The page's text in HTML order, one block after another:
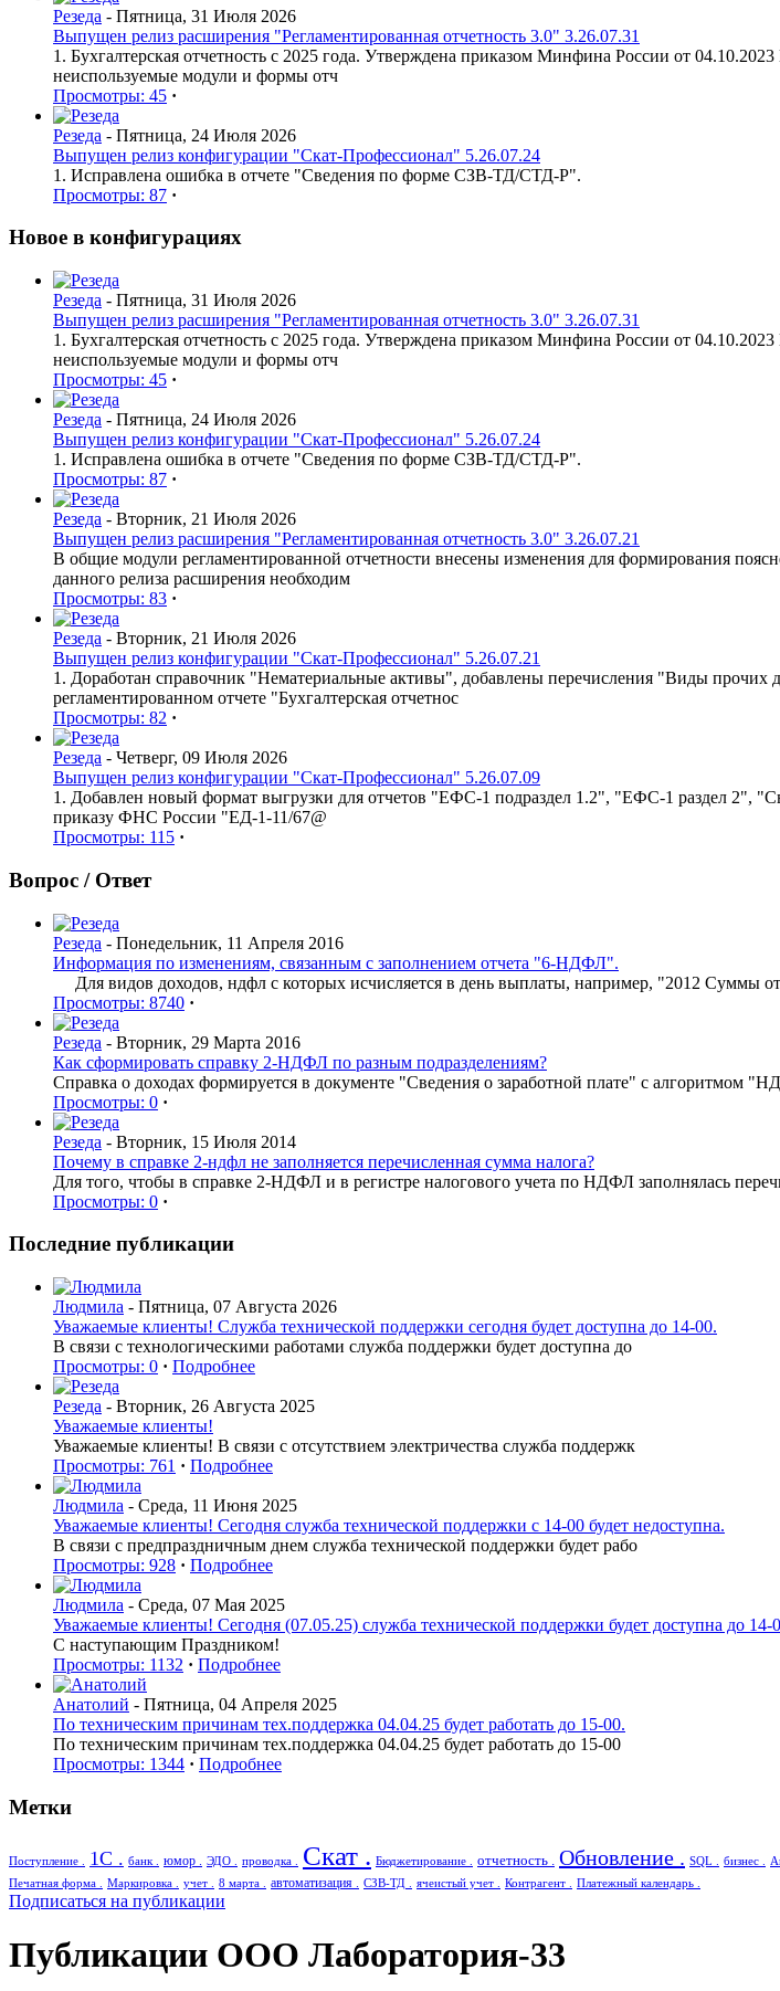
Резеда - Пятница, 31 Июля 2026
Выпущен релиз расширения "Регламентированная отчетность 3.0" 3.26.07.31
1. Бухгалтерская отчетность с 2025 года. Утверждена приказом Минфина России от
неиспользуемые модули и формы отч
Просмотры: 45 ·
Резеда - Пятница, 24 Июля 2026
Выпущен релиз конфигурации "Скат-Профессионал" 5.26.07.24
1. Исправлена ошибка в отчете "Сведения по форме СЗВ-ТД/СТД-Р".
Просмотры: 87 ·
Новое в конфигурациях
Резеда - Пятница, 31 Июля 2026
Выпущен релиз расширения "Регламентированная отчетность 3.0" 3.26.07.31
1. Бухгалтерская отчетность с 2025 года. Утверждена приказом Минфина России от
неиспользуемые модули и формы отч
Просмотры: 45 ·
Резеда - Пятница, 24 Июля 2026
Выпущен релиз конфигурации "Скат-Профессионал" 5.26.07.24
1. Исправлена ошибка в отчете "Сведения по форме СЗВ-ТД/СТД-Р".
Просмотры: 87 ·
Резеда - Вторник, 21 Июля 2026
Выпущен релиз расширения "Регламентированная отчетность 3.0" 3.26.07.21
В общие модули регламентированной отчетности внесены изменения для формирования
данного релиза расширения необходим
Просмотры: 83 ·
Резеда - Вторник, 21 Июля 2026
Выпущен релиз конфигурации "Скат-Профессионал" 5.26.07.21
1. Доработан справочник "Нематериальные активы", добавлены перечисления "Виды прочих
регламентированном отчете "Бухгалтерская отчетнос
Просмотры: 82 ·
Резеда - Четверг, 09 Июля 2026
Выпущен релиз конфигурации "Скат-Профессионал" 5.26.07.09
1. Добавлен новый формат выгрузки для отчетов "ЕФС-1 подраздел 1.2", "ЕФС-1 раздел
приказу ФНС России "ЕД-1-11/67@
Просмотры: 115 ·
Вопрос / Ответ
Резеда - Понедельник, 11 Апреля 2016
Информация по изменениям, связанным с заполнением отчета "6-НДФЛ".
Для видов доходов, ндфл с которых исчисляется в день выплаты, например, "2012 Суммы
Просмотры: 8740 ·
Резеда - Вторник, 29 Марта 2016
Как сформировать справку 2-НДФЛ по разным подразделениям?
Справка о доходах формируется в документе "Сведения о заработной плате" с алгоритмом
Просмотры: 0 ·
Резеда - Вторник, 15 Июля 2014
Почему в справке 2-ндфл не заполняется перечисленная сумма налога?
Для того, чтобы в справке 2-НДФЛ и в регистре налогового учета по НДФЛ заполнялась
Просмотры: 0 ·
Последние публикации
Людмила - Пятница, 07 Августа 2026
Уважаемые клиенты! Служба технической поддержки сегодня будет доступна до 14-00.
В связи с технологическими работами служба поддержки будет доступна до
Просмотры: 0 · Подробнее
Резеда - Вторник, 26 Августа 2025
Уважаемые клиенты!
Уважаемые клиенты! В связи с отсутствием электричества служба поддержк
Просмотры: 761 · Подробнее
Людмила - Среда, 11 Июня 2025
Уважаемые клиенты! Сегодня служба технической поддержки с 14-00 будет недоступна.
В связи с предпраздничным днем служба технической поддержки будет рабо
Просмотры: 928 · Подробнее
Людмила - Среда, 07 Мая 2025
Уважаемые клиенты! Сегодня (07.05.25) служба технической поддержки будет доступна до 14-
С наступающим Праздником!
Просмотры: 1132 · Подробнее
Анатолий - Пятница, 04 Апреля 2025
По техническим причинам тех.поддержка 04.04.25 будет работать до 15-00.
По техническим причинам тех.поддержка 04.04.25 будет работать до 15-00
Просмотры: 1344 · Подробнее
Метки
Поступление . 1С . банк . юмор . ЭДО . проводка . Скат . Бюджетирование . отчетность . Обновление . SQL . бизнес .
Печатная форма .
Маркировка . учет . 8 марта . автоматизация . СЗВ-ТД . ячеистый учет . Контрагент . Платежный календарь .
Подписаться на публикации
Публикации ООО Лаборатория-33